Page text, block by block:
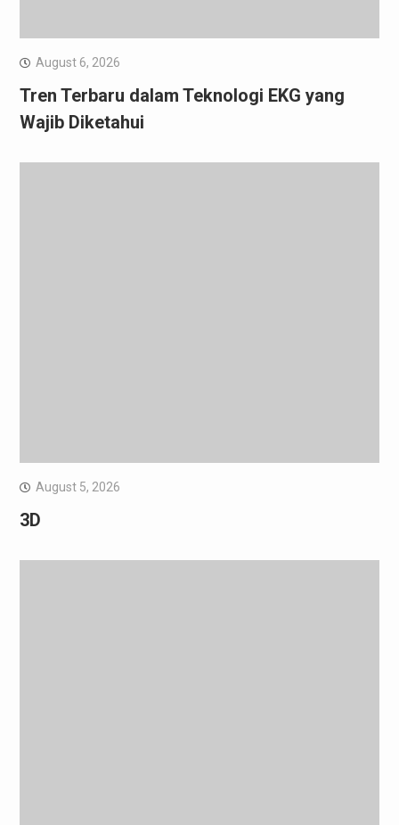
August 6, 2026
Tren Terbaru dalam Teknologi EKG yang
Wajib Diketahui
August 5, 2026
3D